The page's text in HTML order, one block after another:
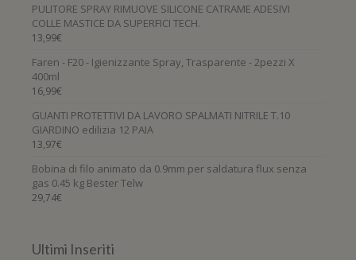
PULITORE SPRAY RIMUOVE SILICONE CATRAME ADESIVI
COLLE MASTICE DA SUPERFICI TECH.
13,99€
Faren - F20 - Igienizzante Spray, Trasparente - 2pezzi X
400ml
16,99€
GUANTI PROTETTIVI DA LAVORO SPALMATI NITRILE T.10
GIARDINO edilizia 12 PAIA
13,97€
Bobina di filo animato da 0.9mm per saldatura flux senza
gas 0.45 kg Bester Telw
29,74€
Ultimi Inseriti